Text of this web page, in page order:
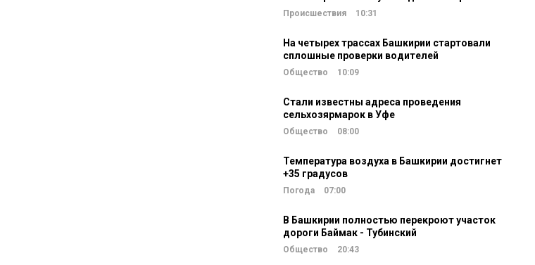
Происшествия 10:31
На четырех трассах Башкирии стартовали
сплошные проверки водителей
Общество 10:09
Стали известны адреса проведения
сельхозярмарок в Уфе
Общество 08:00
Температура воздуха в Башкирии достигнет
+35 градусов
Погода 07:00
В Башкирии полностью перекроют участок
дороги Баймак - Тубинский
Общество 20:43